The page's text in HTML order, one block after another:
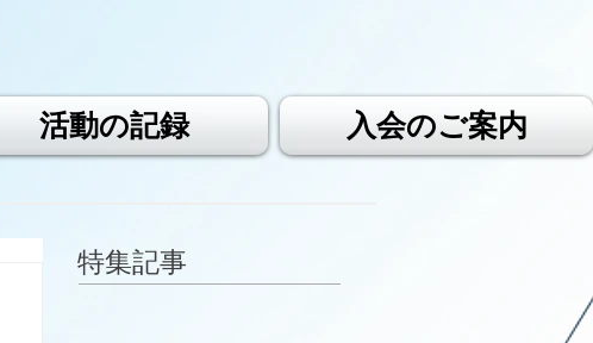
活動の記録 入会のご案内
特集記事